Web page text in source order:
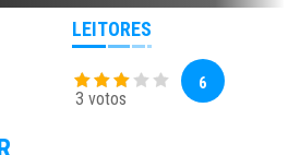
LEITORES
3 votos
6